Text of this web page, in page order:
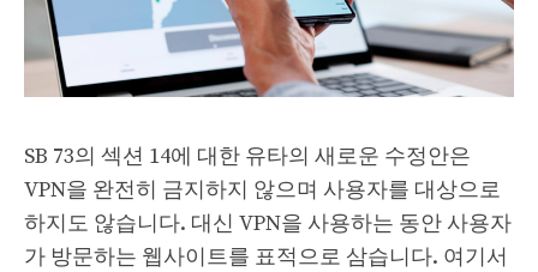
SB 73의 섹션 14에 대한 유타의 새로운 수정안은
VPN을 완전히 금지하지 않으며 사용자를 대상으로
하지도 않습니다. 대신 VPN을 사용하는 동안 사용자
가 방문하는 웹사이트를 표적으로 삼습니다. 여기서